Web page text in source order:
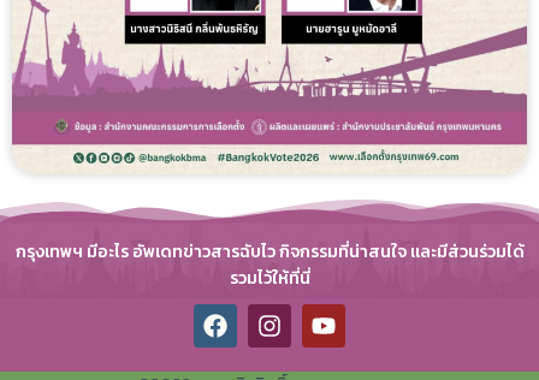
กรุงเทพฯ มีอะไร อัพเดทข่าวสารฉับไว กิจกรรมที่น่าสนใจ และมีส่วนร่วมได้
รวมไว้ให้ที่นี่